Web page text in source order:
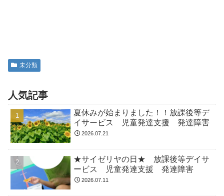
未分類
人気記事
夏休みが始まりました！！放課後等デ
イサービス 児童発達支援 発達障害
2026.07.21
★サイゼリヤの日★ 放課後等デイサ
ービス 児童発達支援 発達障害
2026.07.11